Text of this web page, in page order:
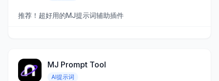
推荐！超好用的MJ提示词辅助插件
MJ Prompt Tool
AI提示词